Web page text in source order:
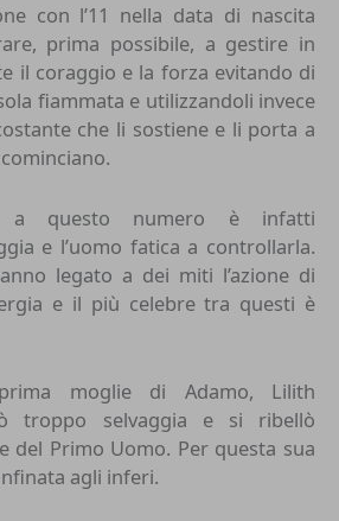
con l’11 nella data di nascita
prima possibile, a gestire in
il coraggio e la forza evitando di
fiammata e utilizzandoli invece
che li sostiene e li porta a
a questo numero è infatti
e l’uomo fatica a controllarla.
legato a dei miti l’azione di
e il più celebre tra questi è
moglie di Adamo, Lilith
troppo selvaggia e si ribellò
del Primo Uomo. Per questa sua
agli inferi.